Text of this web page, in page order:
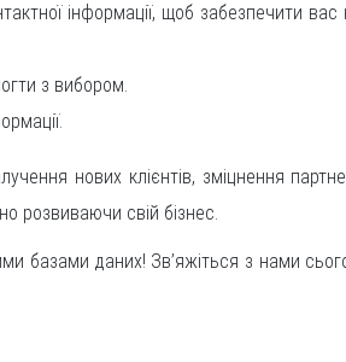
інформації, щоб забезпечити
з вибором.
нових клієнтів, зміцнення
розвиваючи свій бізнес.
базами даних! Зв’яжіться з нами